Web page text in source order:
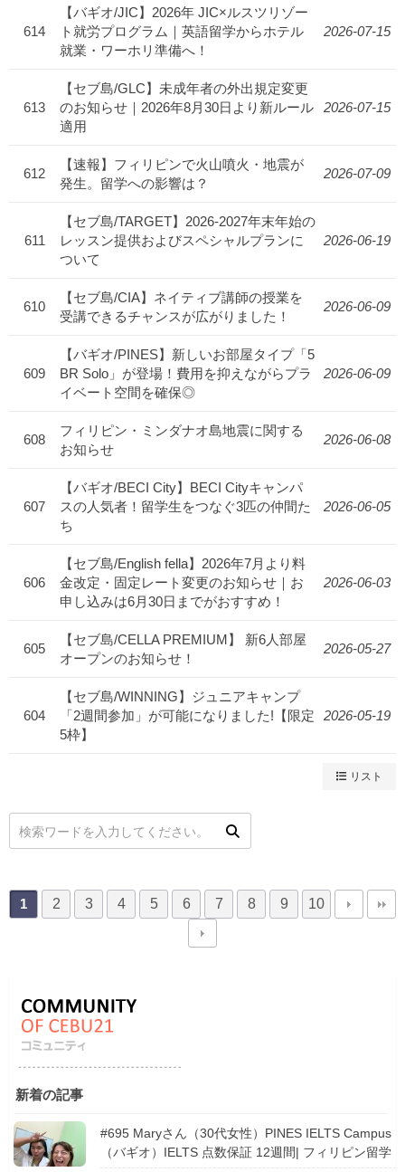
614
【バギオ/JIC】2026年 JIC×ルスツリゾー
ト就労プログラム｜英語留学からホテル
就業・ワーホリ準備へ！
2026-07-15
613
【セブ島/GLC】未成年者の外出規定変更
のお知らせ｜2026年8月30日より新ルール
適用
2026-07-15
612
【速報】フィリピンで火山噴火・地震が
発生。留学への影響は？
2026-07-09
611
【セブ島/TARGET】2026-2027年末年始の
レッスン提供およびスペシャルプランに
ついて
2026-06-19
610
【セブ島/CIA】ネイティブ講師の授業を
受講できるチャンスが広がりました！
2026-06-09
609
【バギオ/PINES】新しいお部屋タイプ「5
BR Solo」が登場！費用を抑えながらプラ
イベート空間を確保◎
2026-06-09
608
フィリピン・ミンダナオ島地震に関する
お知らせ
2026-06-08
607
【バギオ/BECI City】BECI Cityキャンパ
スの人気者！留学生をつなぐ3匹の仲間た
ち
2026-06-05
606
【セブ島/English fella】2026年7月より料
金改定・固定レート変更のお知らせ｜お
申し込みは6月30日までがおすすめ！
2026-06-03
605
【セブ島/CELLA PREMIUM】 新6人部屋
オープンのお知らせ！
2026-05-27
604
【セブ島/WINNING】ジュニアキャンプ
「2週間参加」が可能になりました!【限定
5枠】
2026-05-19
リスト
1 2 3 4 5 6 7 8 9 10
新着の記事
#695 Maryさん（30代女性）PINES IELTS Campus
（バギオ）IELTS 点数保証 12週間| フィリピン留学